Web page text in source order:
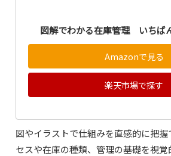
図解でわかる在庫管理 いちば
Amazonで見る
楽天市場で探す
図やイラストで仕組みを直感的に把
セスや在庫の種類、管理の基礎を視